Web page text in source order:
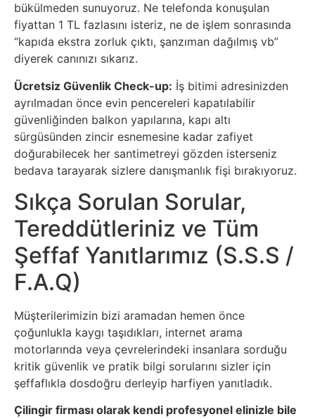
bükülmeden sunuyoruz. Ne telefonda konuşulan
fiyattan 1 TL fazlasını isteriz, ne de işlem sonrasında
“kapıda ekstra zorluk çıktı, şanzıman dağılmış vb”
diyerek canınızı sıkarız.
Ücretsiz Güvenlik Check-up: İş bitimi adresinizden
ayrılmadan önce evin pencereleri kapatılabilir
güvenliğinden balkon yapılarına, kapı altı
sürgüsünden zincir esnemesine kadar zafiyet
doğurabilecek her santimetreyi gözden isterseniz
bedava tarayarak sizlere danışmanlık fişi bırakıyoruz.
Sıkça Sorulan Sorular,
Tereddütleriniz ve Tüm
Şeffaf Yanıtlarımız (S.S.S /
F.A.Q)
Müşterilerimizin bizi aramadan hemen önce
çoğunlukla kaygı taşıdıkları, internet arama
motorlarında veya çevrelerindeki insanlara sorduğu
kritik güvenlik ve pratik bilgi sorularını sizler için
şeffaflıkla dosdoğru derleyip harfiyen yanıtladık.
Çilingir firması olarak kendi profesyonel elinizle bile